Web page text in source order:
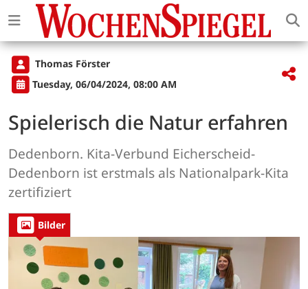
Thomas Förster
Tuesday, 06/04/2024, 08:00 AM
Spielerisch die Natur erfahren
Dedenborn. Kita-Verbund Eicherscheid-
Dedenborn ist erstmals als Nationalpark-Kita
zertifiziert
Bilder